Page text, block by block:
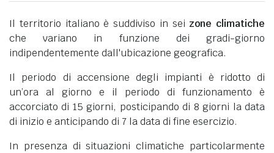
Il territorio italiano è suddiviso in sei zone climatiche
che variano in funzione dei gradi-giorno
indipendentemente dall'ubicazione geografica.
Il periodo di accensione degli impianti è ridotto di
un’ora al giorno e il periodo di funzionamento è
accorciato di 15 giorni, posticipando di 8 giorni la data
di inizio e anticipando di 7 la data di fine esercizio.
In presenza di situazioni climatiche particolarmente